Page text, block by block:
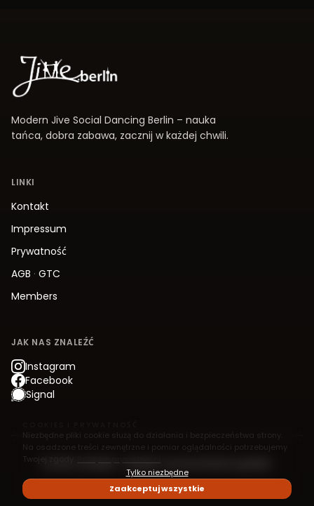
Modern Jive Social Dancing Berlin – nauka
tańca, dobra zabawa, zacznij w każdej chwili.
LINKI
Kontakt
Impressum
Prywatność
AGB · GTC
Members
JAK NAS ZNALEŹĆ
Instagram
Facebook
Signal
© 2026 Jive.Berlin – Modern Jive Social Dancing Berlin
Niezbędne pliki cookie służą do działania i bezpieczeństwa strony.
Na osadzone treści zewnętrzne i pomiar oglądalności potrzebujemy
Twojej zgody.
Tylko niezbędne
Zaakceptuj wszystkie